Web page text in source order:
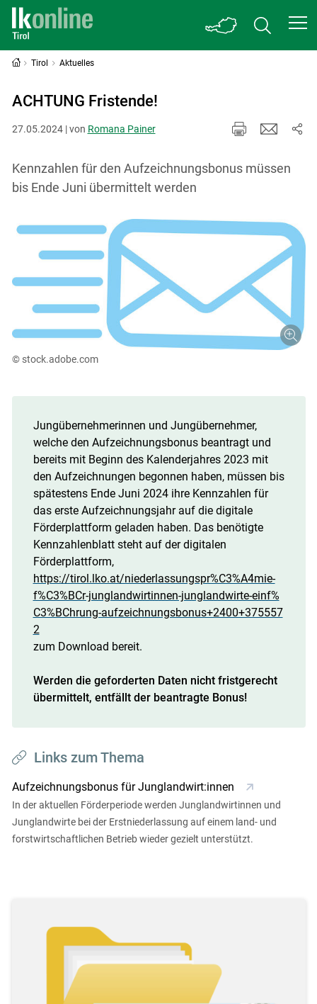
Skip to main content
Tirol Aktuelles
ACHTUNG Fristende!
27.05.2024 | von Romana Painer
Kennzahlen für den Aufzeichnungsbonus müssen
bis Ende Juni übermittelt werden
© stock.adobe.com
Jungübernehmerinnen und Jungübernehmer,
welche den Aufzeichnungsbonus beantragt und
bereits mit Beginn des Kalenderjahres 2023 mit
den Aufzeichnungen begonnen haben, müssen bis
spätestens Ende Juni 2024 ihre Kennzahlen für
das erste Aufzeichnungsjahr auf die digitale
Förderplattform geladen haben. Das benötigte
Kennzahlenblatt steht auf der digitalen
Förderplattform,
https://tirol.lko.at/niederlassungspr%C3%A4mie-
f%C3%BCr-junglandwirtinnen-junglandwirte-einf%
C3%BChrung-aufzeichnungsbonus+2400+375557
2
zum Download bereit.
Werden die geforderten Daten nicht fristgerecht
übermittelt, entfällt der beantragte Bonus!
Links zum Thema
Aufzeichnungsbonus für Junglandwirt:innen
In der aktuellen Förderperiode werden Junglandwirtinnen und
Junglandwirte bei der Erstniederlassung auf einem land- und
forstwirtschaftlichen Betrieb wieder gezielt unterstützt.